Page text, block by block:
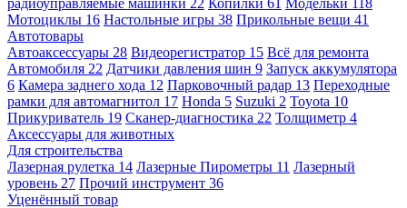
Мотоциклы 16 Настольные игры 38 Прикольные вещи 41
Автотовары
Автоаксессуары 28 Видеорегистратор 15 Всё для ремонта
Автомобиля 22 Датчики давления шин 9 Запуск аккумулятора
6 Камера заднего хода 12 Парковочный радар 13 Переходные
рамки для автомагнитол 17 Honda 5 Suzuki 2 Toyota 10
Прикуриватель 19 Сканер-диагностика 22 Толщиметр 4
Аксессуары для животных
Для строительства
Лазерная рулетка 14 Лазерные Пирометры 11 Лазерный
уровень 27 Прочий инструмент 36
Уценённый товар